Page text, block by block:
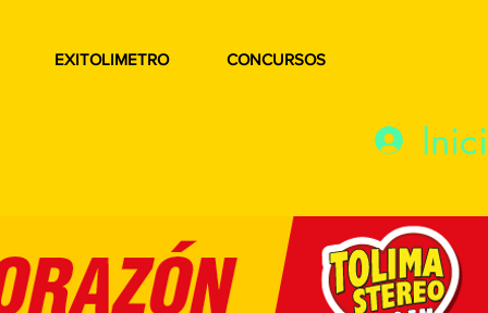
EXITOLIMETRO CONCURSOS